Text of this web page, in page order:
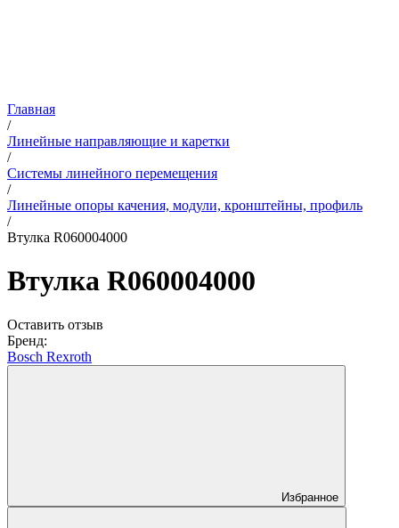
Главная
/
Линейные направляющие и каретки
/
Системы линейного перемещения
/
Линейные опоры качения, модули, кронштейны, профиль
/
Втулка R060004000
Втулка R060004000
Оставить отзыв
Бренд:
Bosch Rexroth
Избранное